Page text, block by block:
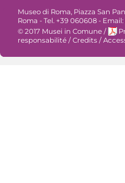
Museo di Roma, Piazza San
Roma - Tel. +39 060608 -
© 2017 Musei in Comune /
responsabilité / Credits /